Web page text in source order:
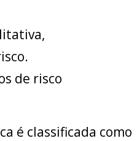
de risco
é classificada como